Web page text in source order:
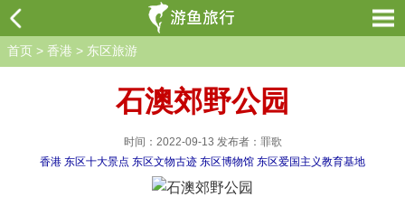
首页 > 香港 > 东区旅游
石澳郊野公园
时间：2022-09-13 发布者：罪歌
香港 东区十大景点 东区文物古迹 东区博物馆 东区爱国主义教育基地